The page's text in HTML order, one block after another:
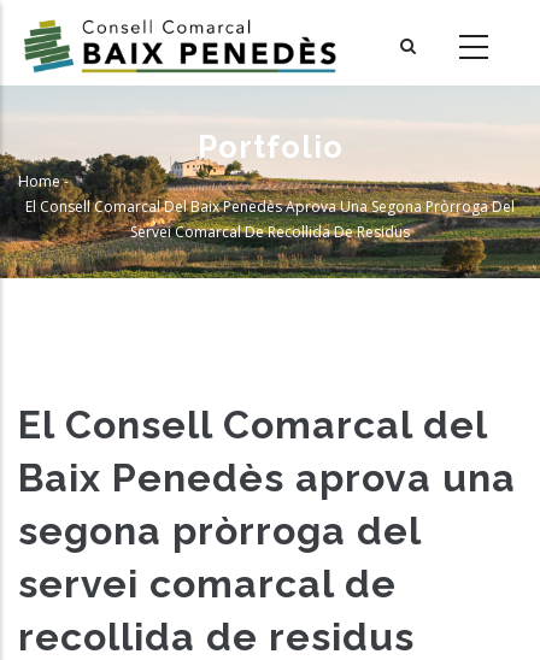
main
Portfolio
Breadcrumb
Home-
El Consell Comarcal Del Baix Penedès Aprova Una Segona Pròrroga Del
Servei Comarcal De Recollida De Residus
El Consell Comarcal del
Baix Penedès aprova una
segona pròrroga del
servei comarcal de
recollida de residus